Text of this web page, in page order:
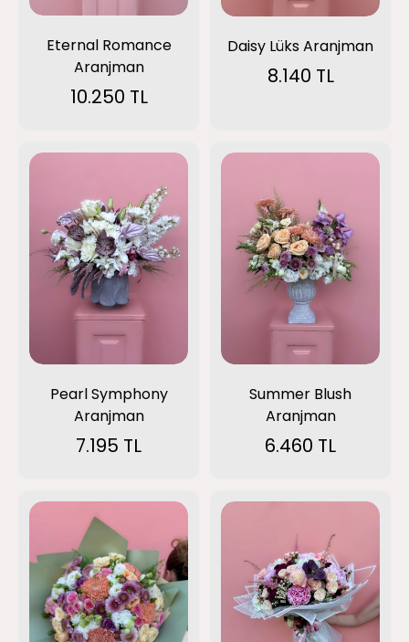
Eternal Romance
Aranjman
10.250 TL
Daisy Lüks Aranjman
8.140 TL
Pearl Symphony
Aranjman
7.195 TL
Summer Blush
Aranjman
6.460 TL